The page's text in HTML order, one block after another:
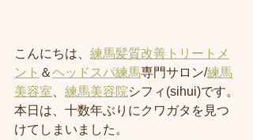
こんにちは、 練馬髪質改善トリートメ
ント ＆ヘッドスパ練馬専門サロン/練馬
美容室
練馬美容院シフィ(sihui)です。
本日は、十数年ぶりにクワガタを見つ
けてしまいました。